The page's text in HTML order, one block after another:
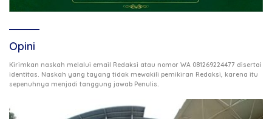
Opini
Kirimkan naskah melalui email Redaksi atau nomor WA 081269224477 disertai
identitas. Naskah yang tayang tidak mewakili pemikiran Redaksi, karena itu
sepenuhnya menjadi tanggung jawab Penulis.